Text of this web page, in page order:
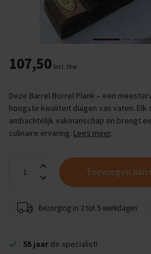
107,50 Incl. btw
Deze Barrel Borrel Plank – een
hoogste kwaliteit duigen van vaten.
ambachtelijk vakmanschap en brengt
culinaire ervaring. Lees meer.
Toevoegen
Bezorging in 2 tot 5 werkdagen
55 jaar de specialist!